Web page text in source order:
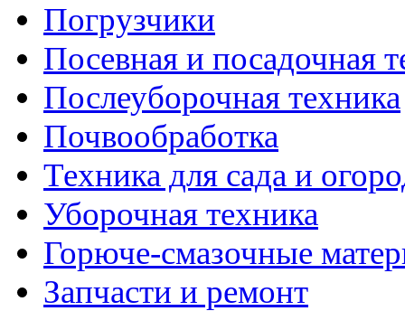
Погрузчики
Посевная и посадочная
Послеуборочная техника
Почвообработка
Техника для сада и
Уборочная техника
Горюче-смазочные
Запчасти и ремонт